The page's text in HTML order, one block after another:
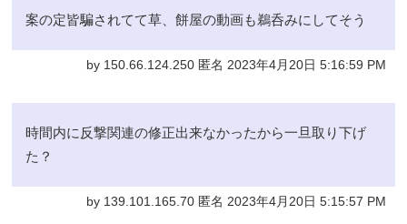
案の定皆騙されてて草、餅屋の動画も鵜呑みにしてそう
by 150.66.124.250 匿名 2023年4月20日 5:16:59 PM
時間内に反撃関連の修正出来なかったから一旦取り下げ
た？
by 139.101.165.70 匿名 2023年4月20日 5:15:57 PM